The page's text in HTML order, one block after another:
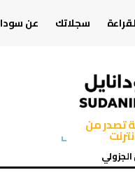
سجلاتك عن
تصدر من